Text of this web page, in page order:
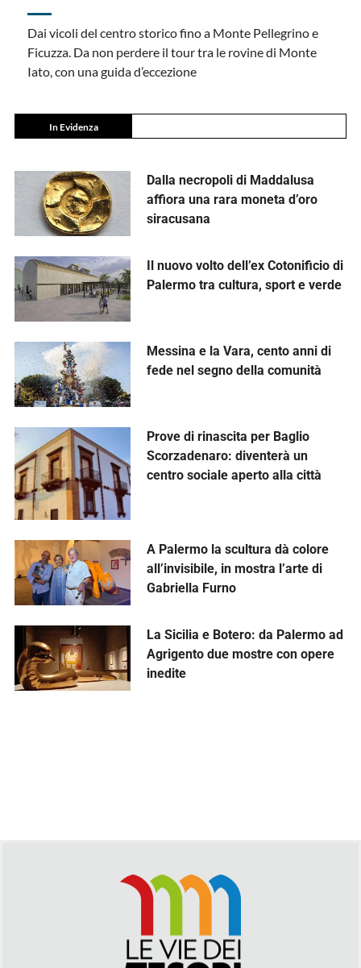
Dai vicoli del centro storico fino a Monte Pellegrino e
Ficuzza. Da non perdere il tour tra le rovine di Monte
Iato, con una guida d’eccezione
In Evidenza
Dalla necropoli di Maddalusa
affiora una rara moneta d’oro
siracusana
Il nuovo volto dell’ex Cotonificio di
Palermo tra cultura, sport e verde
Messina e la Vara, cento anni di
fede nel segno della comunità
Prove di rinascita per Baglio
Scorzadenaro: diventerà un
centro sociale aperto alla città
A Palermo la scultura dà colore
all’invisibile, in mostra l’arte di
Gabriella Furno
La Sicilia e Botero: da Palermo ad
Agrigento due mostre con opere
inedite